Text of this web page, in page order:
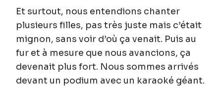
Et surtout, nous entendions chanter
plusieurs filles, pas très juste mais c’était
mignon, sans voir d’où ça venait. Puis au
fur et à mesure que nous avancions, ça
devenait plus fort. Nous sommes arrivés
devant un podium avec un karaoké géant.